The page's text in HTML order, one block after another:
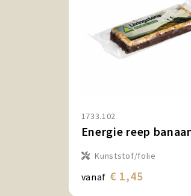
1733.102
Kunststof/folie
vanaf € 1,45